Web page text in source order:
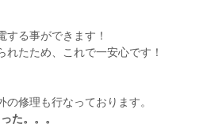
する事ができます！
れたため、これで一安心です！
修理も行なっております。
た。。。